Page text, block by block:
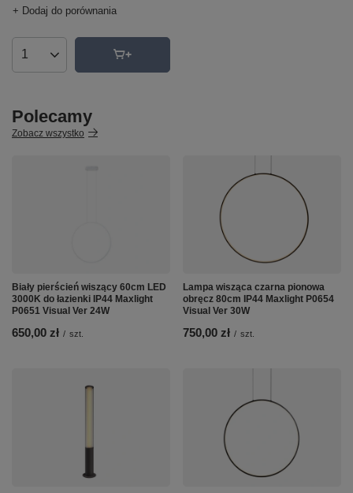
+ Dodaj do porównania
Ilość produktów
Polecamy
Zobacz wszystko
Biały pierścień wiszący 60cm LED
3000K do łazienki IP44 Maxlight
P0651 Visual Ver 24W
650,00 zł / szt.
Lampa wisząca czarna pionowa
obręcz 80cm IP44 Maxlight P0654
Visual Ver 30W
750,00 zł / szt.